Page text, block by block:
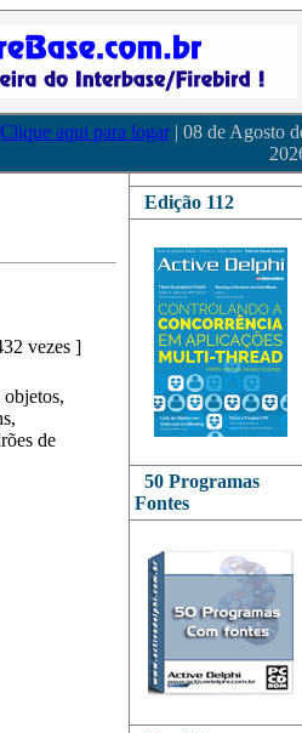
Clique aqui para logar | 08 de Agosto
vezes]
objetos,
de
Edição 112
50 Programas
Fontes